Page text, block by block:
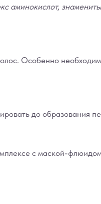
аминокислот,
Особенно
до образования
с маской-